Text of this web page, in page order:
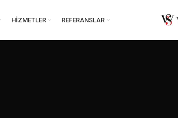
HIZMETLER REFERANSLAR